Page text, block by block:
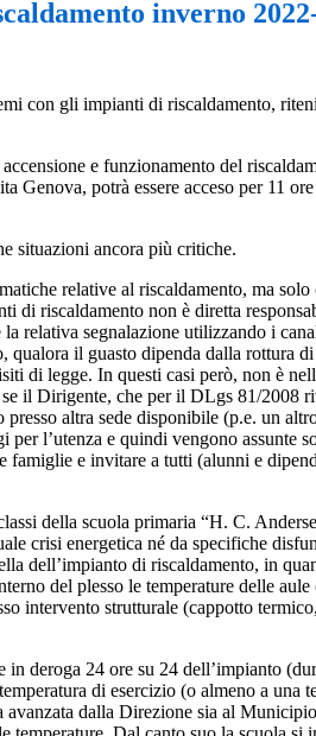
inverno
con gli impianti di riscaldamento,
e funzionamento del
potrà essere acceso per 11
situazioni ancora più critiche.
relative al riscaldamento, ma
di riscaldamento non è diretta
relativa segnalazione utilizzando i
qualora il guasto dipenda dalla rottura
di legge. In questi casi però, non è
il Dirigente, che per il DLgs 81/2008
altra sede disponibile (p.e. un
l’utenza e quindi vengono assunte
famiglie e invitare a tutti (alunni e
della scuola primaria “H. C.
crisi energetica né da specifiche
dell’impianto di riscaldamento, in
del plesso le temperature delle
intervento strutturale (cappotto
deroga 24 ore su 24 dell’impianto
di esercizio (o almeno a una
avanzata dalla Direzione sia al